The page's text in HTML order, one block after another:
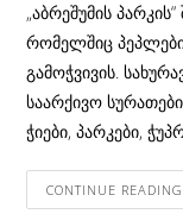
„აბრეშუმის
რომელშიც
გამოჭვივის.
საარქივო
ჭიები, პარკები,
CONTINUE READING